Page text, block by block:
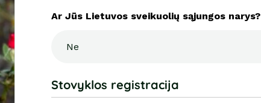
Ar Jūs Lietuvos sveikuolių sąjungos narys?
Stovyklos registracija